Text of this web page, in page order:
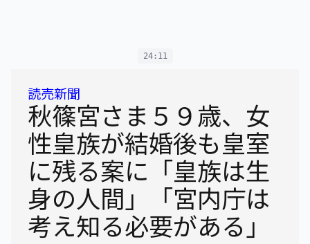
24:11
読売新聞
秋篠宮さま５９歳、女
性皇族が結婚後も皇室
に残る案に「皇族は生
身の人間」「宮内庁は
考え知る必要がある」